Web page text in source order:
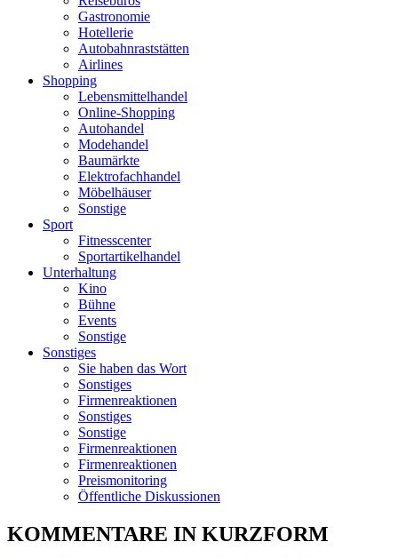
Gastronomie
Hotellerie
Autobahnraststätten
Airlines
Shopping
Lebensmittelhandel
Online-Shopping
Autohandel
Modehandel
Baumärkte
Elektrofachhandel
Möbelhäuser
Sonstige
Sport
Fitnesscenter
Sportartikelhandel
Unterhaltung
Kino
Bühne
Events
Sonstige
Sonstiges
Sie haben das Wort
Sonstiges
Firmenreaktionen
Sonstiges
Sonstige
Firmenreaktionen
Firmenreaktionen
Preismonitoring
Öffentliche Diskussionen
KOMMENTARE IN KURZFORM